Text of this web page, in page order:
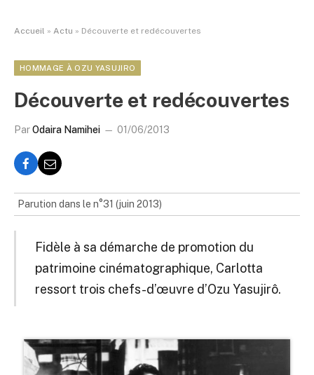
Accueil » Actu » Découverte et redécouvertes
HOMMAGE À OZU YASUJIRO
Découverte et redécouvertes
ParOdaira Namihei 01/06/2013
Parution dans le n°31 (juin 2013)
Fidèle à sa démarche de promotion du
patrimoine cinématographique, Carlotta
ressort trois chefs-d’œuvre d’Ozu Yasujirô.